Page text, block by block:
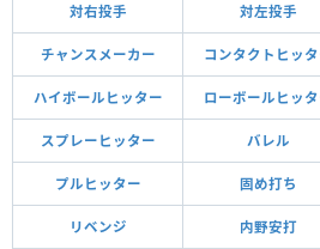
対右投手 対左投手
チャンスメーカー コンタクトヒッ
ハイボールヒッター ローボールヒッ
スプレーヒッター バレル
プルヒッター 固め打ち
リベンジ 内野安打